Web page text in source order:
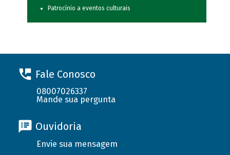
Patrocínio a eventos culturais
Fale Conosco
08007026337
Mande sua pergunta
Ouvidoria
Envie sua mensagem